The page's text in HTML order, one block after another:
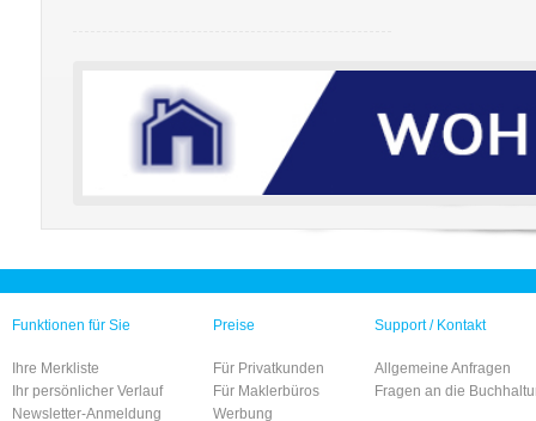
Funktionen für Sie
Ihre Merkliste
Ihr persönlicher Verlauf
Newsletter-Anmeldung
Preise
Für Privatkunden
Für Maklerbüros
Werbung
Support / Kontakt
Allgemeine Anfragen
Fragen an die